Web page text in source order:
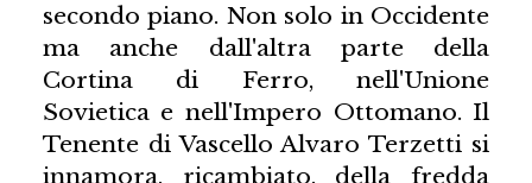
secondo piano. Non solo in Occidente
ma anche dall'altra parte della
Cortina di Ferro, nell'Unione
Sovietica e nell'Impero Ottomano. Il
Tenente di Vascello Alvaro Terzetti si
innamora, ricambiato, della fredda